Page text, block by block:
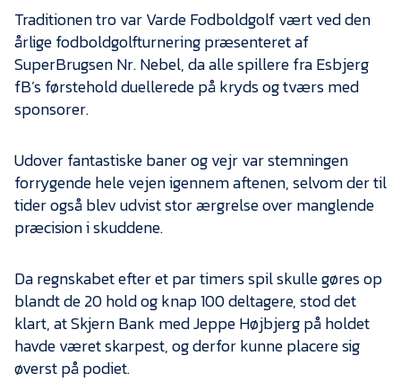
Kontakt
Job i EfB
Presse
Traditionen tro var Varde Fodboldgolf vært ved den
årlige fodboldgolfturnering præsenteret af
SuperBrugsen Nr. Nebel, da alle spillere fra Esbjerg
fB’s førstehold duellerede på kryds og tværs med
sponsorer.
Udover fantastiske baner og vejr var stemningen
forrygende hele vejen igennem aftenen, selvom der til
tider også blev udvist stor ærgrelse over manglende
præcision i skuddene.
Da regnskabet efter et par timers spil skulle gøres op
blandt de 20 hold og knap 100 deltagere, stod det
klart, at Skjern Bank med Jeppe Højbjerg på holdet
havde været skarpest, og derfor kunne placere sig
øverst på podiet.